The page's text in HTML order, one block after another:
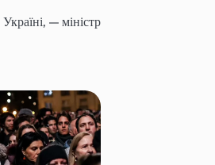
— міністр